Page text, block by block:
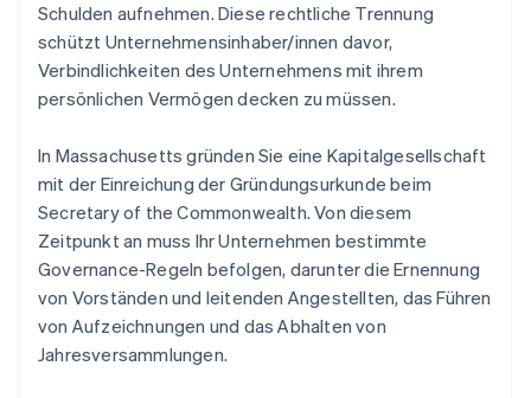
Schulden aufnehmen. Diese rechtliche Trennung
schützt Unternehmensinhaber/innen davor,
Verbindlichkeiten des Unternehmens mit ihrem
persönlichen Vermögen decken zu müssen.
In Massachusetts gründen Sie eine Kapitalgesellschaft
mit der Einreichung der Gründungsurkunde beim
Secretary of the Commonwealth. Von diesem
Zeitpunkt an muss Ihr Unternehmen bestimmte
Governance-Regeln befolgen, darunter die Ernennung
von Vorständen und leitenden Angestellten, das Führen
von Aufzeichnungen und das Abhalten von
Jahresversammlungen.